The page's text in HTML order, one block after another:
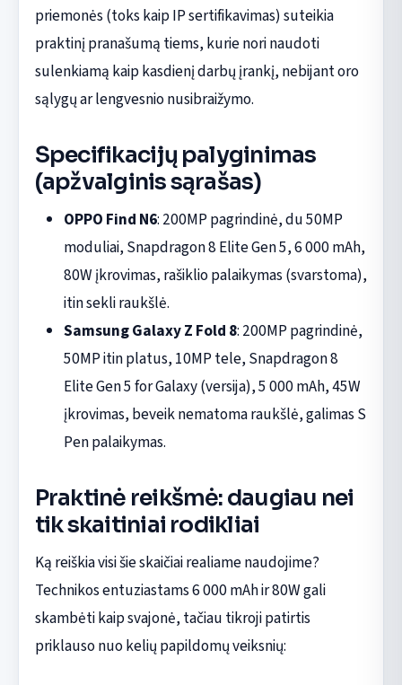
priemonės (toks kaip IP sertifikavimas) suteikia
praktinį pranašumą tiems, kurie nori naudoti
sulenkiamą kaip kasdienį darbų įrankį, nebijant oro
sąlygų ar lengvesnio nusibraižymo.
Specifikacijų palyginimas
(apžvalginis sąrašas)
OPPO Find N6: 200MP pagrindinė, du 50MP
moduliai, Snapdragon 8 Elite Gen 5, 6 000 mAh,
80W įkrovimas, rašiklio palaikymas (svarstoma),
itin sekli raukšlė.
Samsung Galaxy Z Fold 8: 200MP pagrindinė,
50MP itin platus, 10MP tele, Snapdragon 8
Elite Gen 5 for Galaxy (versija), 5 000 mAh, 45W
įkrovimas, beveik nematoma raukšlė, galimas S
Pen palaikymas.
Praktinė reikšmė: daugiau nei
tik skaitiniai rodikliai
Ką reiškia visi šie skaičiai realiame naudojime?
Technikos entuziastams 6 000 mAh ir 80W gali
skambėti kaip svajonė, tačiau tikroji patirtis
priklauso nuo kelių papildomų veiksnių: